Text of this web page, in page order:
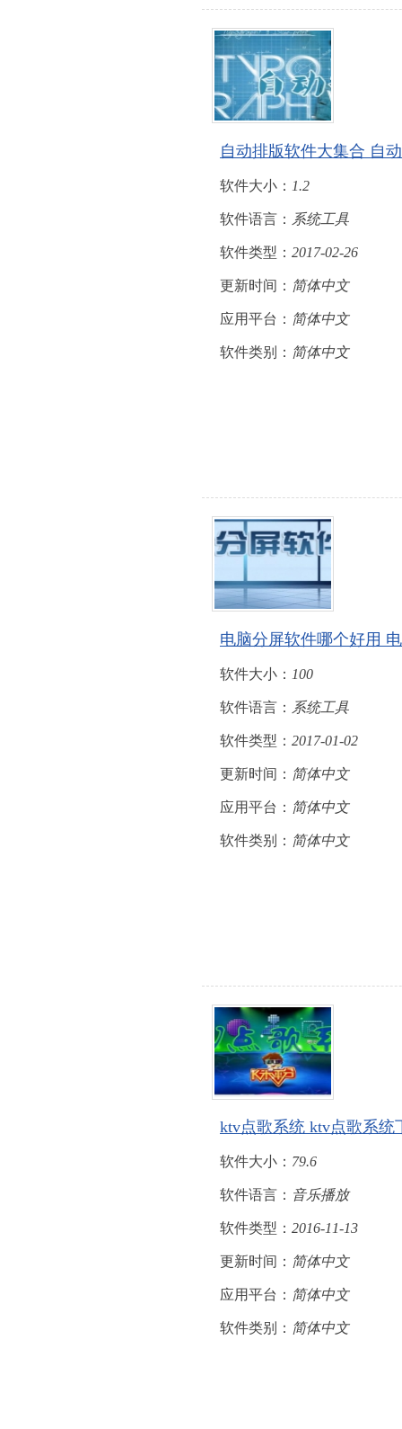
自动排版软件大集合 自
软件大小： 1.2
软件语言： 系统工具
软件类型： 2017-02-26
更新时间： 简体中文
应用平台： 简体中文
软件类别： 简体中文
电脑分屏软件哪个好用
软件大小： 100
软件语言： 系统工具
软件类型： 2017-01-02
更新时间： 简体中文
应用平台： 简体中文
软件类别： 简体中文
ktv点歌系统 ktv点歌系统
软件大小： 79.6
软件语言： 音乐播放
软件类型： 2016-11-13
更新时间： 简体中文
应用平台： 简体中文
软件类别： 简体中文